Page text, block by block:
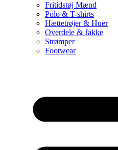
Fritidstøj Mænd
Polo & T-shirts
Hættetrøjer & Huer
Overdele & Jakke
Strømper
Footwear